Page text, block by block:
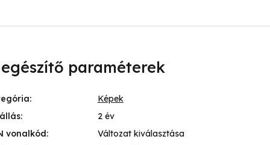
paraméterek
:
Képek
:
2 év
vonalkód:
Változat kiválasztása